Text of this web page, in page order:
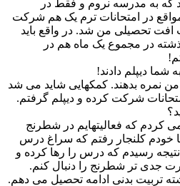
به مدرسه نروم و فقط در
در امتحانات ترم یک هم شرکت
تحصیلی من شد. در واقع باید
در مجموع یک ماه هم در
شما دیپلم دادند!
من نمره بدهند. کمکهایی شاید می شد
شرکت کرده و دیپلم گرفتم.
کردم که فعالیتهایم در شطرنج
خودم کلنجار رفتم که سراغ درس
نتیجه رسیدم که درس را رها کرده و
جدی تر شطرنج را دنبال کنم.
تربیت بدنی ادامه تحصیل می دهم.